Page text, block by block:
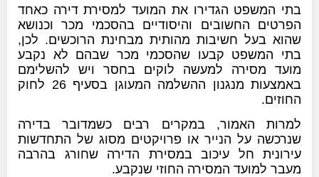
בתי המשפט הגדירו את המועד למסירת דירה כאחד
הפרטים החשובים והיסודיים בהסכמי מכר וכנושא
שהוא בעל חשיבות מהותית מבחינת הרוכשים. לכן,
בתי המשפט קבעו שהסכמי מכר שבהם לא נקבע
מועד מסירה למעשה לוקים בחסר ויש להשלימם
באמצעות מנגנון ההשלמה המעוגן בסעיף 26 לחוק
החוזים.
למרות האמור, במקרים רבים כשמדובר בדירה
שנרכשה על הנייר או פרויקטים מסוג של התחדשות
עירונית חל עיכוב במסירת הדירה שחורג בהרבה
מעבר למועד המסירה החוזי שנקבע.